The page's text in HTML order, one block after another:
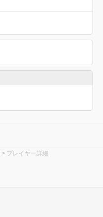
> プレイヤー詳細